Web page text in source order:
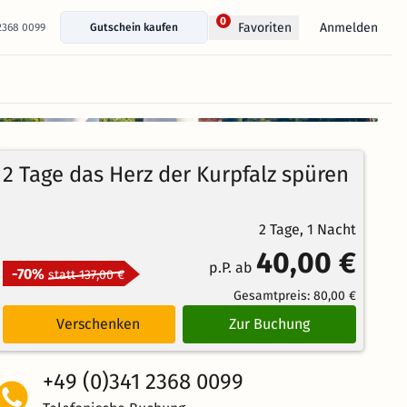
0099 Gutschein kaufen
0 Favoriten Anmelden
100%
Bewertungen
4.6
2 Tage das Herz der Kurpfalz spüren
2 Tage, 1 Nacht
-70% statt 137,00 € p.P. ab 40,00 €
Gesamtpreis: 80,00 €
Verschenken Zur Buchung
+49 (0)341 2368 0099